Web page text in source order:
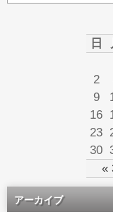
日
«
2
9
16
23
30
アーカイブ